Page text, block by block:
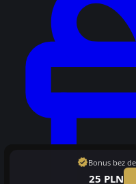
verifiedBonus bez
25 PLN